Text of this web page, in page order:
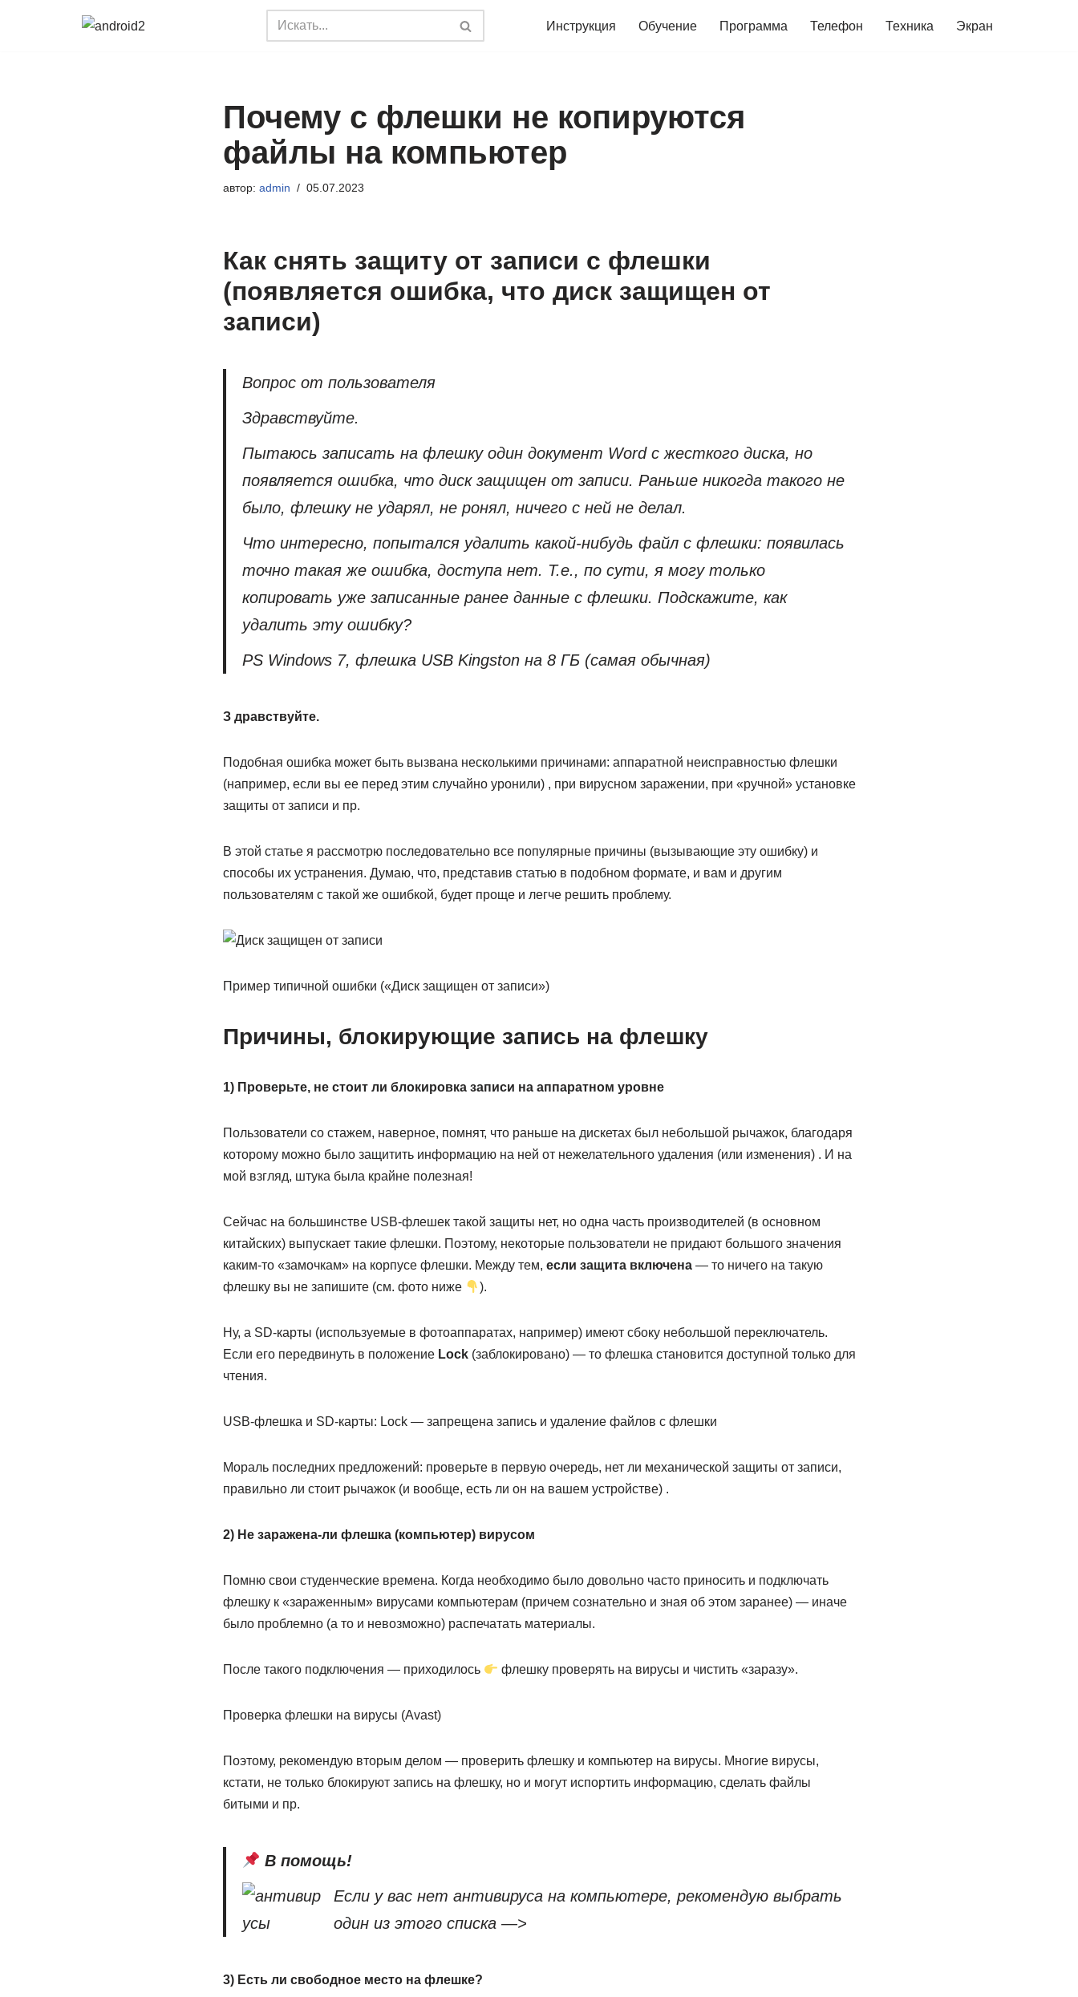
Инструкция Обучение Программа Телефон Техника Экран
Почему с флешки не копируются
файлы на компьютер
автор: admin 05.07.2023
Как снять защиту от записи с флешки
(появляется ошибка, что диск защищен от
записи)
Вопрос от пользователя
Здравствуйте.
Пытаюсь записать на флешку один документ Word с жесткого диска, но
появляется ошибка, что диск защищен от записи. Раньше никогда такого не
было, флешку не ударял, не ронял, ничего с ней не делал.
Что интересно, попытался удалить какой-нибудь файл с флешки: появилась
точно такая же ошибка, доступа нет. Т.е., по сути, я могу только
копировать уже записанные ранее данные с флешки. Подскажите, как
удалить эту ошибку?
PS Windows 7, флешка USB Kingston на 8 ГБ (самая обычная)
З дравствуйте.
Подобная ошибка может быть вызвана несколькими причинами: аппаратной неисправностью флешки
(например, если вы ее перед этим случайно уронили) , при вирусном заражении, при «ручной» установке
защиты от записи и пр.
В этой статье я рассмотрю последовательно все популярные причины (вызывающие эту ошибку) и
способы их устранения. Думаю, что, представив статью в подобном формате, и вам и другим
пользователям с такой же ошибкой, будет проще и легче решить проблему.
Пример типичной ошибки («Диск защищен от записи»)
Причины, блокирующие запись на флешку
1) Проверьте, не стоит ли блокировка записи на аппаратном уровне
Пользователи со стажем, наверное, помнят, что раньше на дискетах был небольшой рычажок, благодаря
которому можно было защитить информацию на ней от нежелательного удаления (или изменения) . И на
мой взгляд, штука была крайне полезная!
Сейчас на большинстве USB-флешек такой защиты нет, но одна часть производителей (в основном
китайских) выпускает такие флешки. Поэтому, некоторые пользователи не придают большого значения
каким-то «замочкам» на корпусе флешки. Между тем, если защита включена— то ничего на такую
флешку вы не запишите (см. фото ниже
).
Ну, а SD-карты (используемые в фотоаппаратах, например) имеют сбоку небольшой переключатель.
Если его передвинуть в положение Lock(заблокировано) — то флешка становится доступной только для
чтения.
USB-флешка и SD-карты: Lock — запрещена запись и удаление файлов с флешки
Мораль последних предложений: проверьте в первую очередь, нет ли механической защиты от записи,
правильно ли стоит рычажок (и вообще, есть ли он на вашем устройстве) .
2) Не заражена-ли флешка (компьютер) вирусом
Помню свои студенческие времена. Когда необходимо было довольно часто приносить и подключать
флешку к «зараженным» вирусами компьютерам (причем сознательно и зная об этом заранее) — иначе
было проблемно (а то и невозможно) распечатать материалы.
После такого подключения — приходилось флешку проверять на вирусы и чистить «заразу».
Проверка флешки на вирусы (Avast)
Поэтому, рекомендую вторым делом — проверить флешку и компьютер на вирусы. Многие вирусы,
кстати, не только блокируют запись на флешку, но и могут испортить информацию, сделать файлы
битыми и пр.
В помощь!
Если у вас нет антивируса на компьютере, рекомендую выбрать
один из этого списка —>
3) Есть ли свободное место на флешке?